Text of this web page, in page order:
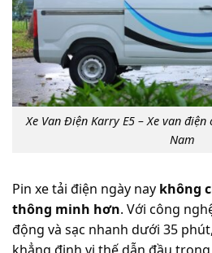
Xe Van Điện Karry E5 – Xe van
Nam
Pin xe tải điện ngày nay không
thông minh hơn. Với công
động và sạc nhanh dưới 35 phút,